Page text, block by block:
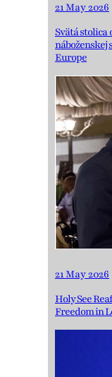
21 May 2026
Svätá
náboženskej
Europe
21 May 2026
Holy See
Freedom in